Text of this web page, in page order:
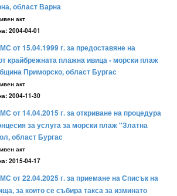
област Варна
акт
2004-04-01
от 15.04.1999 г. за предоставяне на
крайбрежната плажна ивица - морски плаж
Приморско, област Бургас
акт
2004-11-30
от 14.04.2015 г. за откриване на процедура
за услуга за морски плаж "Златна
област Бургас
акт
2015-04-17
от 22.04.2025 г. за приемане на Списък на
за които се събира такса за изминато